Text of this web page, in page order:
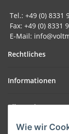
Wie wir
Tel.: +49 (0) 8331
Fax: +49 (0) 8331
E-Mail:
Rechtliches
Informationen
Allgemein